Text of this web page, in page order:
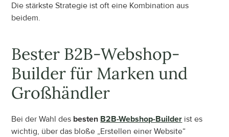
Die stärkste Strategie ist oft eine Kombination aus
beidem.
Bester B2B-Webshop-
Builder für Marken und
Großhändler
Bei der Wahl des besten B2B-Webshop-Builder ist es
wichtig, über das bloße „Erstellen einer Website“